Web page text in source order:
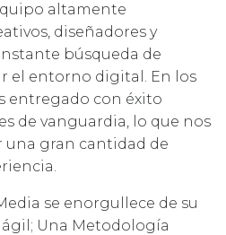
altamente
diseñadores y
búsqueda de
el entorno digital. En los
entregado con éxito
de vanguardia, lo que nos
gran cantidad de
se enorgullece de su
Una Metodología